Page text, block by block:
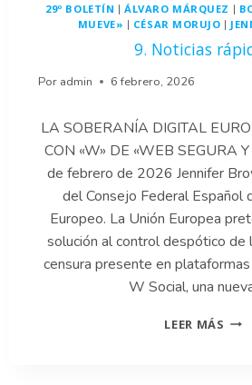
EN
LA
JEAN
EL
EL
DE
29º BOLETÍN |ÁLVARO MÁRQUEZ |
MUEVE» | CÉSAR MORUJO |
9. Noticias
Por admin 6 febrero, 2026
LA SOBERANÍA DIGITAL
CON «W» DE «WEB SEGURA
de febrero de 2026 Jennifer
del Consejo Federal Español
Europeo. La Unión Europea
solución al control despótico de
censura presente en
W Social, una
LEER MÁS 9.